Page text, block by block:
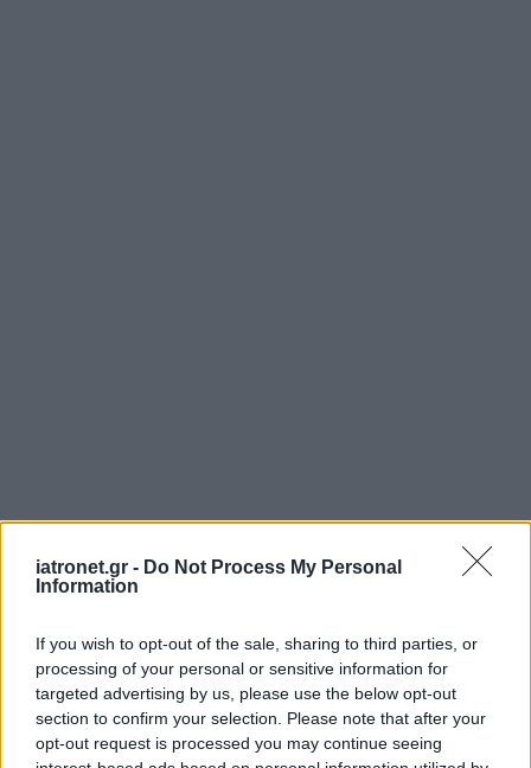
iatronet.gr - Do Not Process My Personal
Information
If you wish to opt-out of the sale, sharing to third parties, or
processing of your personal or sensitive information for
targeted advertising by us, please use the below opt-out
section to confirm your selection. Please note that after your
opt-out request is processed you may continue seeing